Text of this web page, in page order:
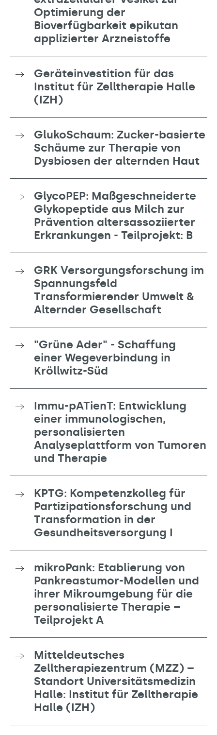
Optimierung der
Bioverfügbarkeit epikutan
applizierter Arzneistoffe
Geräteinvestition für das
Institut für Zelltherapie Halle
(IZH)
GlukoSchaum: Zucker-basierte
Schäume zur Therapie von
Dysbiosen der alternden Haut
GlycoPEP: Maßgeschneiderte
Glykopeptide aus Milch zur
Prävention altersassoziierter
Erkrankungen - Teilprojekt: B
GRK Versorgungsforschung im
Spannungsfeld
Transformierender Umwelt &
Alternder Gesellschaft
"Grüne Ader" - Schaffung
einer Wegeverbindung in
Kröllwitz-Süd
Immu-pATienT: Entwicklung
einer immunologischen,
personalisierten
Analyseplattform von Tumoren
und Therapie
KPTG: Kompetenzkolleg für
Partizipationsforschung und
Transformation in der
Gesundheitsversorgung I
mikroPank: Etablierung von
Pankreastumor-Modellen und
ihrer Mikroumgebung für die
personalisierte Therapie –
Teilprojekt A
Mitteldeutsches
Zelltherapiezentrum (MZZ) –
Standort Universitätsmedizin
Halle: Institut für Zelltherapie
Halle (IZH)